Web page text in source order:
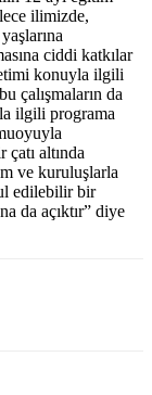
ilimizde,
ciddi katkılar
konuyla ilgili
çalışmaların da
ilgili programa
çatı altında
ve kuruluşlarla
edilebilir bir
da açıktır” diye